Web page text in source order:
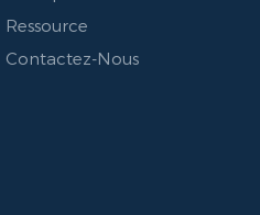
Ressource
Contactez-Nous